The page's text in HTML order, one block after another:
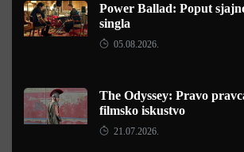
Power Ballad: Poput
singla
05.08.2026.
The Odyssey: Pravo
filmsko iskustvo
21.07.2026.